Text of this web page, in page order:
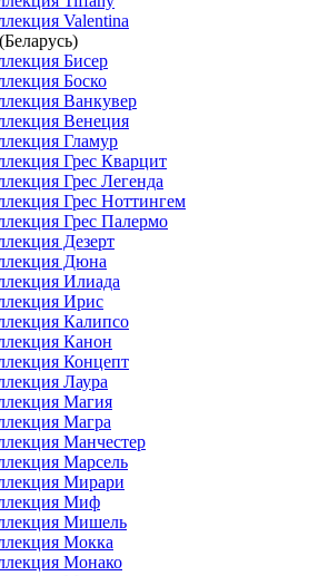
Valentina
Бисер
Боско
Ванкувер
Венеция
Гламур
Грес Кварцит
Грес Легенда
Грес Ноттингем
Грес Палермо
Дезерт
Дюна
Илиада
Ирис
Калипсо
Канон
Концепт
Лаура
Магия
Магра
Манчестер
Марсель
Мирари
Миф
Мишель
Мокка
Монако